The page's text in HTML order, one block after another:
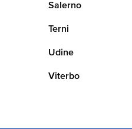
Salerno
Terni
Udine
Viterbo